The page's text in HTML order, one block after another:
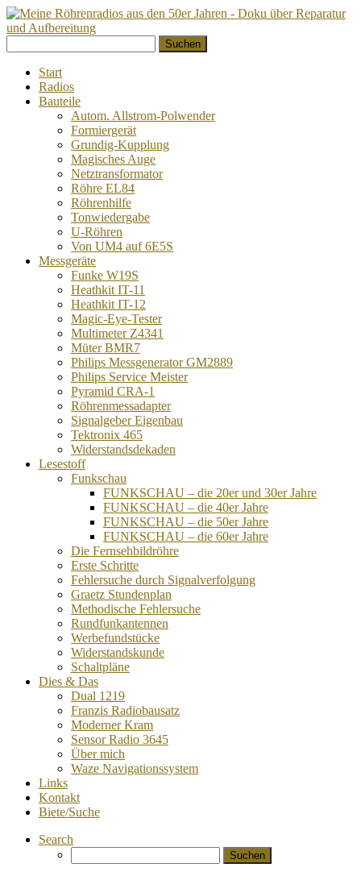
zum
Inhalt
nach:
Start
Radios
Bauteile
Autom. Allstrom-Polwender
Formiergerät
Grundig-Kupplung
Magisches Auge
Netztransformator
Röhre EL84
Röhrenhilfe
Tonwiedergabe
U-Röhren
Von UM4 auf 6E5S
Messgeräte
Funke W19S
Heathkit IT-11
Heathkit IT-12
Magic-Eye-Tester
Multimeter Z4341
Müter BMR7
Philips Messgenerator GM2889
Philips Service Meister
Pyramid CRA-1
Röhrenmessadapter
Signalgeber Eigenbau
Tektronix 465
Widerstandsdekaden
Lesestoff
Funkschau
FUNKSCHAU – die 20er und 30er Jahre
FUNKSCHAU – die 40er Jahre
FUNKSCHAU – die 50er Jahre
FUNKSCHAU – die 60er Jahre
Die Fernsehbildröhre
Erste Schritte
Fehlersuche durch Signalverfolgung
Graetz Stundenplan
Methodische Fehlersuche
Rundfunkantennen
Werbefundstücke
Widerstandskunde
Schaltpläne
Dies & Das
Dual 1219
Franzis Radiobausatz
Moderner Kram
Sensor Radio 3645
Über mich
Waze Navigationssystem
Links
Kontakt
Biete/Suche
Search
nach: